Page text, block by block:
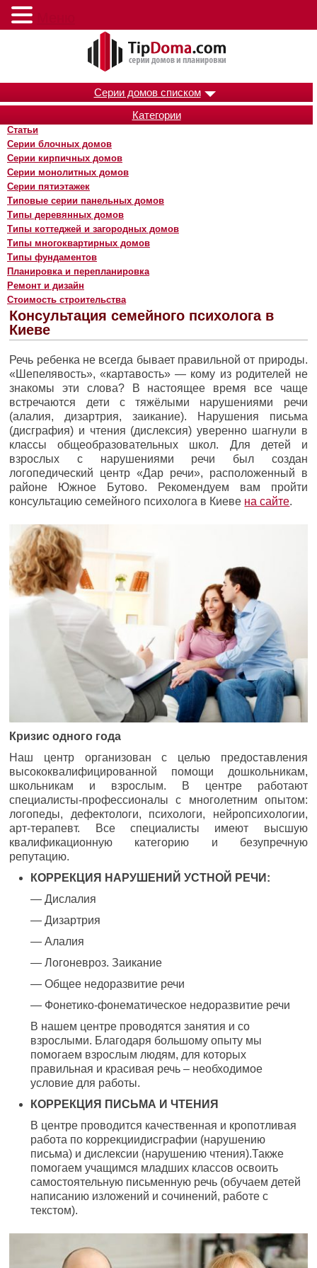
Серии домов списком
Категории
Статьи
Серии блочных домов
Серии кирпичных домов
Серии монолитных домов
Серии пятиэтажек
Типовые серии панельных домов
Типы деревянных домов
Типы коттеджей и загородных домов
Типы многоквартирных домов
Типы фундаментов
Планировка и перепланировка
Ремонт и дизайн
Стоимость строительства
Консультация семейного психолога в
Киеве
Речь ребенка не всегда бывает правильной от природы.
«Шепелявость», «картавость» — кому из родителей не
знакомы эти слова? В настоящее время все чаще
встречаются дети с тяжёлыми нарушениями речи
(алалия, дизартрия, заикание). Нарушения письма
(дисграфия) и чтения (дислексия) уверенно шагнули в
классы общеобразовательных школ. Для детей и
взрослых с нарушениями речи был создан
логопедический центр «Дар речи», расположенный в
районе Южное Бутово. Рекомендуем вам пройти
консультацию семейного психолога в Киеве на сайте.
Кризис одного года
Наш центр организован с целью предоставления
высококвалифицированной помощи дошкольникам,
школьникам и взрослым. В центре работают
специалисты-профессионалы с многолетним опытом:
логопеды, дефектологи, психологи, нейропсихологии,
арт-терапевт. Все специалисты имеют высшую
квалификационную категорию и безупречную
репутацию.
КОРРЕКЦИЯ НАРУШЕНИЙ УСТНОЙ РЕЧИ:
— Дислалия
— Дизартрия
— Алалия
— Логоневроз. Заикание
— Общее недоразвитие речи
— Фонетико-фонематическое недоразвитие речи
В нашем центре проводятся занятия и со
взрослыми. Благодаря большому опыту мы
помогаем взрослым людям, для которых
правильная и красивая речь – необходимое
условие для работы.
КОРРЕКЦИЯ ПИСЬМА И ЧТЕНИЯ
В центре проводится качественная и кропотливая
работа по коррекциидисграфии (нарушению
письма) и дислексии (нарушению чтения).Также
помогаем учащимся младших классов освоить
самостоятельную письменную речь (обучаем детей
написанию изложений и сочинений, работе с
текстом).